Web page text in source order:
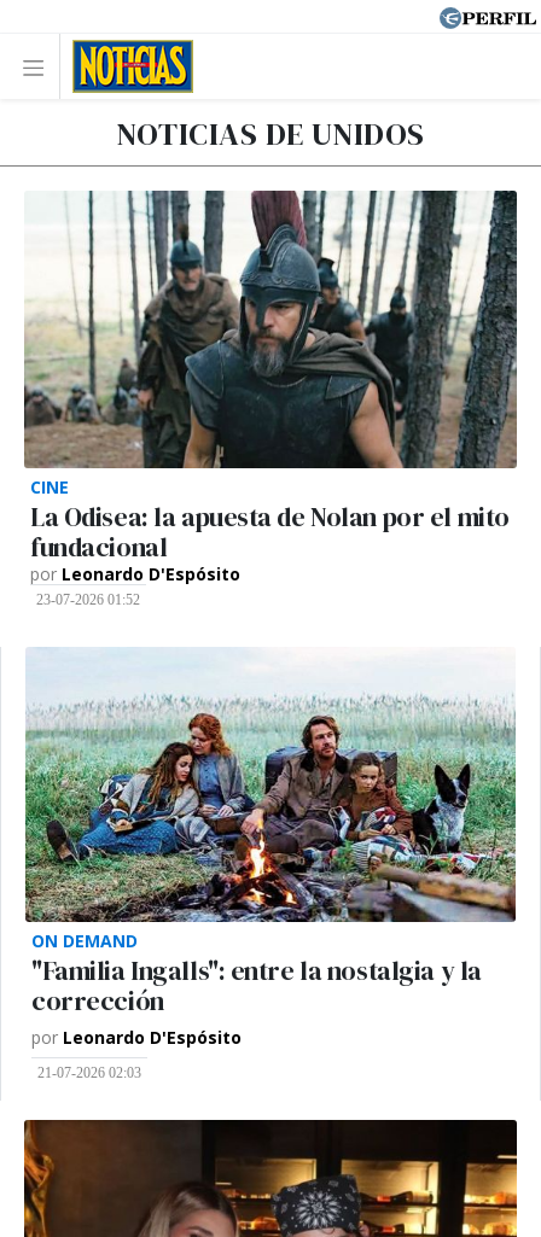
NOTICIAS DE UNIDOS
CINE
La Odisea: la apuesta de Nolan por el mito
fundacional
por Leonardo D'Espósito
23-07-2026 01:52
ON DEMAND
"Familia Ingalls": entre la nostalgia y la
corrección
por Leonardo D'Espósito
21-07-2026 02:03